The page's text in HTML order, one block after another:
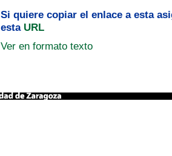
Si quiere copiar el enlace a esta
esta URL
Ver en formato texto